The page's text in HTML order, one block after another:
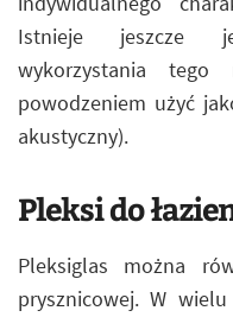
Istnieje jeszcze
wykorzystania
powodzeniem użyć
akustyczny).
Pleksi do
Pleksiglas można
prysznicowej. W